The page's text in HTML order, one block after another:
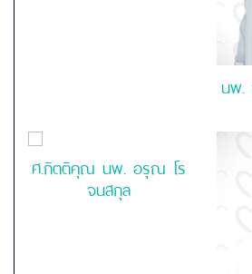
นพ.
ศ.กิตติคุณ นพ. อรุณ โร
จนสกุล